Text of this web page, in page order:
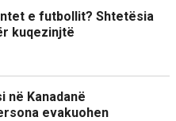
e futbollit? Shtetësia
kuqezinjtë
në Kanadanë
evakuohen